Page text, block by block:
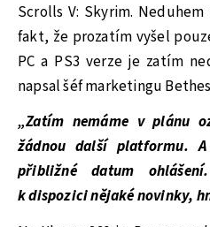
Scrolls V: Skyrim.
fakt, že prozatím vyšel
PC a PS3 verze je zatím
napsal šéf marketingu
„Zatím nemáme v plánu
žádnou další platformu.
přibližné datum
k dispozici nějaké novinky,